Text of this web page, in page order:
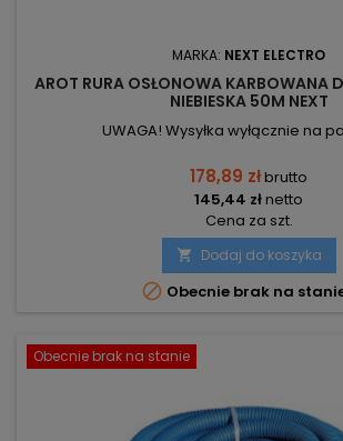
MARKA: NEXT ELECTRO
AROT RURA OSŁONOWA KARBOWANA
NIEBIESKA 50M NEXT
UWAGA! Wysyłka wyłącznie na
178,89 złbrutto
145,44 złnetto
Cena za szt.
 Dodaj do koszyka
 Obecnie brak na
Obecnie brak na stanie